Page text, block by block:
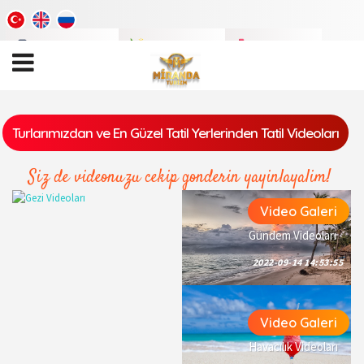
Turlarımızdan ve En Güzel Tatil Yerlerinden Tatil Videoları
Siz de videonuzu cekip gonderin yayinlayalim!
Video Galeri
Gündem Videoları
2022-09-14 14:53:55
Video Galeri
Havacılık Videoları